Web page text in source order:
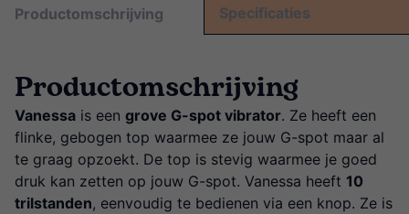
Productomschrijving Specificaties
Productomschrijving
Vanessa is een grove G-spot vibrator. Ze heeft een
flinke, gebogen top waarmee ze jouw G-spot maar al
te graag opzoekt. De top is stevig waarmee je goed
druk kan zetten op jouw G-spot. Vanessa heeft 10
trilstanden, eenvoudig te bedienen via een knop. Ze is